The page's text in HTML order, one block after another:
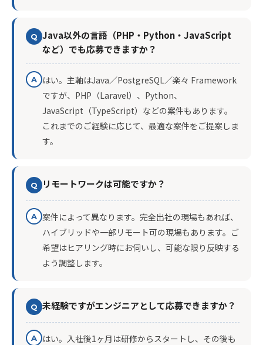
Q Java以外の言語（PHP・Python・JavaScript
など）でも応募できますか？
A
はい。主軸はJava／PostgreSQL／楽々 Framework
ですが、PHP（Laravel）、Python、
JavaScript（TypeScript）などの案件もあります。
これまでのご経験に応じて、最適な案件をご提案しま
す。
Q リモートワークは可能ですか？
A 案件によって異なります。完全出社の現場もあれば、
ハイブリッドや一部リモート可の現場もあります。ご
希望はヒアリング時にお伺いし、可能な限り反映する
よう調整します。
Q 未経験ですがエンジニアとして応募できますか？
A はい。入社後1ヶ月は研修からスタートし、その後も